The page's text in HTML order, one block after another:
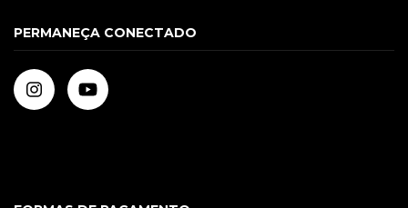
PERMANEÇA CONECTADO